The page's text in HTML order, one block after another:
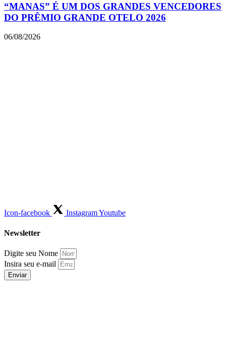
“MANAS” É UM DOS GRANDES VENCEDORES
DO PRÊMIO GRANDE OTELO 2026
06/08/2026
Icon-facebook InstagramYoutube
Newsletter
Digite seu Nome
Insira seu e-mail
Enviar